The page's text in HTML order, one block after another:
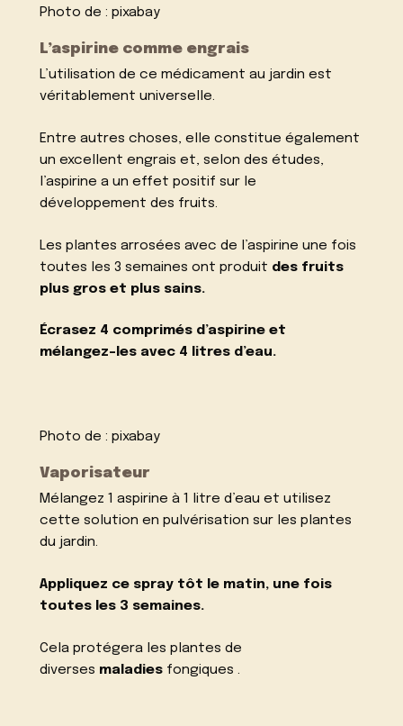
Photo de :pixabay
L’aspirine comme engrais
L’utilisation de ce médicament au jardin est
véritablement universelle.
Entre autres choses, elle constitue également
un excellent engrais et, selon des études,
l’aspirine a un effet positif sur le
développement des fruits.
Les plantes arrosées avec de l’aspirine une fois
toutes les 3 semaines ont produit des fruits
plus gros et plus sains.
Écrasez 4 comprimés d’aspirine et
mélangez-les avec 4 litres d’eau.
Photo de :pixabay
Vaporisateur
Mélangez 1 aspirine à 1 litre d’eau et utilisez
cette solution en pulvérisation sur les plantes
du jardin.
Appliquez ce spray tôt le matin, une fois
toutes les 3 semaines.
Cela protégera les plantes de
diverses maladies fongiques .